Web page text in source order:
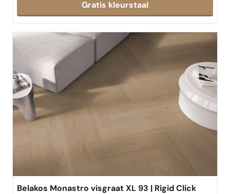
Gratis kleurstaal
Belakos Monastro visgraat XL 93 | Rigid Click